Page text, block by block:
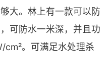
大。林上有一款可以防
可防水一米深，并且功
。可满足水处理杀